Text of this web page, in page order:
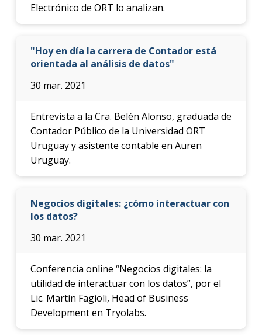
Electrónico de ORT lo analizan.
"Hoy en día la carrera de Contador está
orientada al análisis de datos"
30 mar. 2021
Entrevista a la Cra. Belén Alonso, graduada de
Contador Público de la Universidad ORT
Uruguay y asistente contable en Auren
Uruguay.
Negocios digitales: ¿cómo interactuar con
los datos?
30 mar. 2021
Conferencia online “Negocios digitales: la
utilidad de interactuar con los datos”, por el
Lic. Martín Fagioli, Head of Business
Development en Tryolabs.